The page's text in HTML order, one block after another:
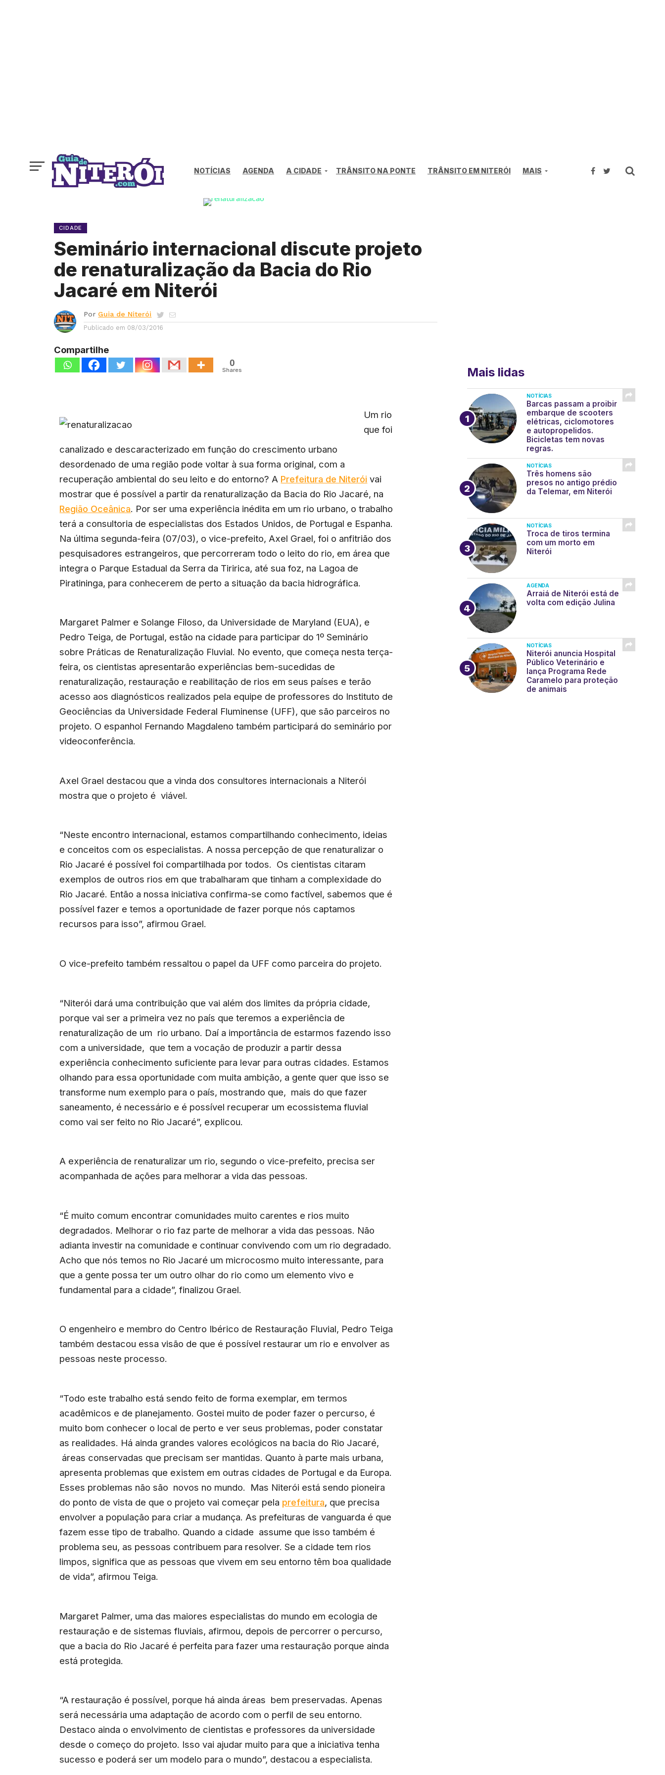
NOTÍCIAS AGENDA A CIDADE TRÂNSITO NA PONTE TRÂNSITO EM NITERÓI MAIS
CIDADE
Seminário internacional discute projeto
de renaturalização da Bacia do Rio
Jacaré em Niterói
Por Guia de Niterói
Publicado em 08/03/2016
Compartilhe
0
Shares
Um rio
que foi
canalizado e descaracterizado em função do crescimento urbano
desordenado de uma região pode voltar à sua forma original, com a
recuperação ambiental do seu leito e do entorno? A Prefeitura de Niterói vai
mostrar que é possível a partir da renaturalização da Bacia do Rio Jacaré, na
Região Oceânica. Por ser uma experiência inédita em um rio urbano, o trabalho
terá a consultoria de especialistas dos Estados Unidos, de Portugal e Espanha.
Na última segunda-feira (07/03), o vice-prefeito, Axel Grael, foi o anfitrião dos
pesquisadores estrangeiros, que percorreram todo o leito do rio, em área que
integra o Parque Estadual da Serra da Tiririca, até sua foz, na Lagoa de
Piratininga, para conhecerem de perto a situação da bacia hidrográfica.
Margaret Palmer e Solange Filoso, da Universidade de Maryland (EUA), e
Pedro Teiga, de Portugal, estão na cidade para participar do 1º Seminário
sobre Práticas de Renaturalização Fluvial. No evento, que começa nesta terça-
feira, os cientistas apresentarão experiências bem-sucedidas de
renaturalização, restauração e reabilitação de rios em seus países e terão
acesso aos diagnósticos realizados pela equipe de professores do Instituto de
Geociências da Universidade Federal Fluminense (UFF), que são parceiros no
projeto. O espanhol Fernando Magdaleno também participará do seminário por
videoconferência.
Axel Grael destacou que a vinda dos consultores internacionais a Niterói
mostra que o projeto é viável.
“Neste encontro internacional, estamos compartilhando conhecimento, ideias
e conceitos com os especialistas. A nossa percepção de que renaturalizar o
Rio Jacaré é possível foi compartilhada por todos. Os cientistas citaram
exemplos de outros rios em que trabalharam que tinham a complexidade do
Rio Jacaré. Então a nossa iniciativa confirma-se como factível, sabemos que é
possível fazer e temos a oportunidade de fazer porque nós captamos
recursos para isso”, afirmou Grael.
O vice-prefeito também ressaltou o papel da UFF como parceira do projeto.
“Niterói dará uma contribuição que vai além dos limites da própria cidade,
porque vai ser a primeira vez no país que teremos a experiência de
renaturalização de um rio urbano. Daí a importância de estarmos fazendo isso
com a universidade, que tem a vocação de produzir a partir dessa
experiência conhecimento suficiente para levar para outras cidades. Estamos
olhando para essa oportunidade com muita ambição, a gente quer que isso se
transforme num exemplo para o país, mostrando que, mais do que fazer
saneamento, é necessário e é possível recuperar um ecossistema fluvial
como vai ser feito no Rio Jacaré”, explicou.
A experiência de renaturalizar um rio, segundo o vice-prefeito, precisa ser
acompanhada de ações para melhorar a vida das pessoas.
“É muito comum encontrar comunidades muito carentes e rios muito
degradados. Melhorar o rio faz parte de melhorar a vida das pessoas. Não
adianta investir na comunidade e continuar convivendo com um rio degradado.
Acho que nós temos no Rio Jacaré um microcosmo muito interessante, para
que a gente possa ter um outro olhar do rio como um elemento vivo e
fundamental para a cidade”, finalizou Grael.
O engenheiro e membro do Centro Ibérico de Restauração Fluvial, Pedro Teiga
também destacou essa visão de que é possível restaurar um rio e envolver as
pessoas neste processo.
“Todo este trabalho está sendo feito de forma exemplar, em termos
acadêmicos e de planejamento. Gostei muito de poder fazer o percurso, é
muito bom conhecer o local de perto e ver seus problemas, poder constatar
as realidades. Há ainda grandes valores ecológicos na bacia do Rio Jacaré,
áreas conservadas que precisam ser mantidas. Quanto à parte mais urbana,
apresenta problemas que existem em outras cidades de Portugal e da Europa.
Esses problemas não são novos no mundo. Mas Niterói está sendo pioneira
do ponto de vista de que o projeto vai começar pela prefeitura, que precisa
envolver a população para criar a mudança. As prefeituras de vanguarda é que
fazem esse tipo de trabalho. Quando a cidade assume que isso também é
problema seu, as pessoas contribuem para resolver. Se a cidade tem rios
limpos, significa que as pessoas que vivem em seu entorno têm boa qualidade
de vida”, afirmou Teiga.
Margaret Palmer, uma das maiores especialistas do mundo em ecologia de
restauração e de sistemas fluviais, afirmou, depois de percorrer o percurso,
que a bacia do Rio Jacaré é perfeita para fazer uma restauração porque ainda
está protegida.
“A restauração é possível, porque há ainda áreas bem preservadas. Apenas
será necessária uma adaptação de acordo com o perfil de seu entorno.
Destaco ainda o envolvimento de cientistas e professores da universidade
desde o começo do projeto. Isso vai ajudar muito para que a iniciativa tenha
sucesso e poderá ser um modelo para o mundo”, destacou a especialista.
Mais lidas
NOTÍCIAS
Barcas passam a proibir
embarque de scooters
elétricas, ciclomotores
e autopropelidos.
Bicicletas tem novas
regras.
NOTÍCIAS
Três homens são
presos no antigo prédio
da Telemar, em Niterói
NOTÍCIAS
Troca de tiros termina
com um morto em
Niterói
AGENDA
Arraiá de Niterói está de
volta com edição Julina
NOTÍCIAS
Niterói anuncia Hospital
Público Veterinário e
lança Programa Rede
Caramelo para proteção
de animais